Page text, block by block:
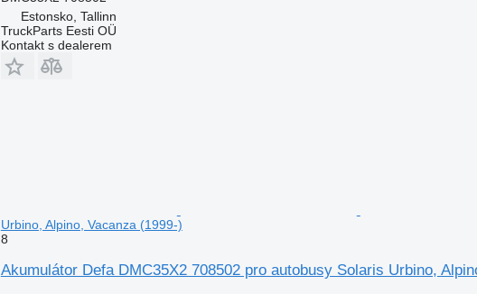
Estonsko, Tallinn
TruckParts Eesti OÜ
Kontakt s dealerem
Urbino, Alpino, Vacanza (1999-)
8
Akumulátor Defa DMC35X2 708502 pro autobusy Solaris Urbino,